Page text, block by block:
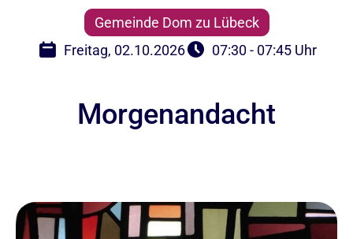
Gemeinde Dom zu Lübeck
Freitag, 02.10.2026
07:30 - 07:45 Uhr
Morgenandacht